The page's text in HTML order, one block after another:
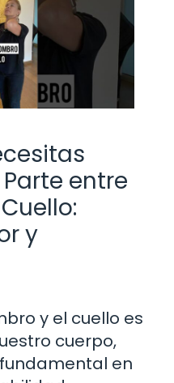
entre
y
y el cuello es
cuerpo,
en